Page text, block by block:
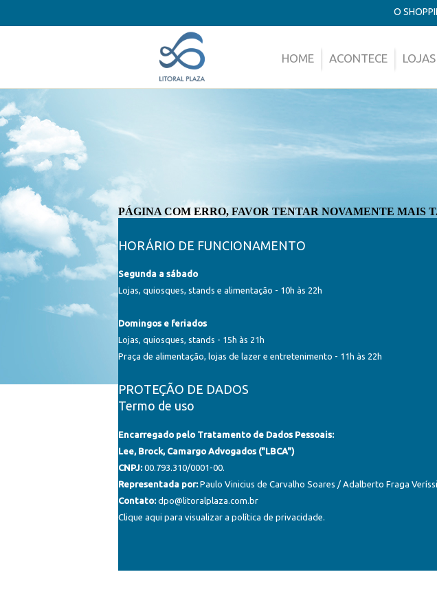
O
HOME ACONTECE LOJAS
PÁGINA COM ERRO, FAVOR TENTAR NOVAMENTE MAIS
HORÁRIO DE FUNCIONAMENTO
Segunda a sábado
Lojas, quiosques, stands e alimentação - 10h às 22h
Domingos e feriados
Lojas, quiosques, stands - 15h às 21h
Praça de alimentação, lojas de lazer e entretenimento - 11h às 22h
PROTEÇÃO DE DADOS
Termo de uso
Encarregado pelo Tratamento de Dados Pessoais:
Lee, Brock, Camargo Advogados ("LBCA")
CNPJ: 00.793.310/0001-00.
Representada por: Paulo Vinicius de Carvalho Soares / Adalberto Fraga
Contato: dpo@litoralplaza.com.br
Clique aqui para visualizar a política de privacidade.